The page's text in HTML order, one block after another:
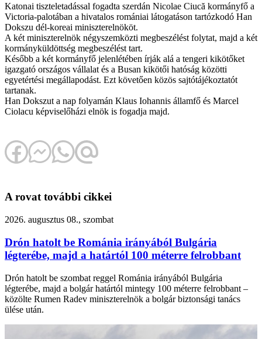
Katonai tiszteletadással fogadta szerdán Nicolae Ciucă kormányfő a
Victoria-palotában a hivatalos romániai látogatáson tartózkodó Han
Dokszu dél-koreai miniszterelnököt.
A két miniszterelnök négyszemközti megbeszélést folytat, majd a két
kormányküldöttség megbeszélést tart.
Később a két kormányfő jelenlétében írják alá a tengeri kikötőket
igazgató országos vállalat és a Busan kikötői hatóság közötti
egyetértési megállapodást. Ezt követően közös sajtótájékoztatót
tartanak.
Han Dokszut a nap folyamán Klaus Iohannis államfő és Marcel
Ciolacu képviselőházi elnök is fogadja majd.
A rovat további cikkei
2026. augusztus 08., szombat
Drón hatolt be Románia irányából Bulgária
légterébe, majd a határtól 100 méterre felrobbant
Drón hatolt be szombat reggel Románia irányából Bulgária
légterébe, majd a bolgár határtól mintegy 100 méterre felrobbant –
közölte Rumen Radev miniszterelnök a bolgár biztonsági tanács
ülése után.